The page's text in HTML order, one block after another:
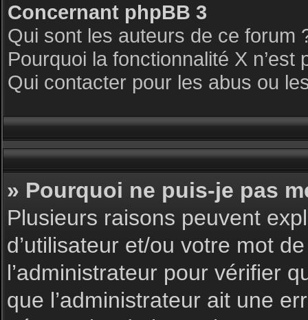
Concernant phpBB 3
Qui sont les auteurs de ce forum
Pourquoi la fonctionnalité X n’est
Qui contacter pour les abus ou
» Pourquoi ne puis-je pas
Plusieurs raisons peuvent
d’utilisateur et/ou votre mot
l’administrateur pour vérifier
que l’administrateur ait une